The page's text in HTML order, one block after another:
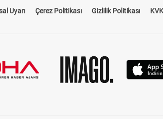
Uyarı Çerez Politikası Gizlilik Politikası